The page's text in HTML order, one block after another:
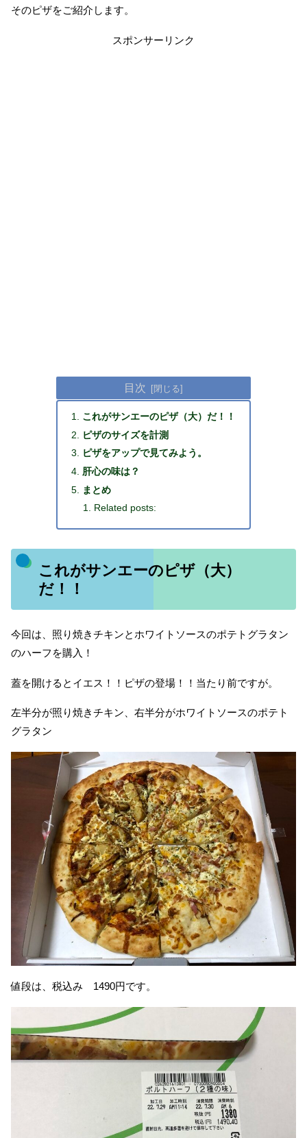
そのピザをご紹介します。
スポンサーリンク
目次
これがサンエーのピザ（大）だ！！
ピザのサイズを計測
ピザをアップで見てみよう。
肝心の味は？
まとめ
Related posts:
これがサンエーのピザ（大）
だ！！
今回は、照り焼きチキンとホワイトソースのポテトグラタン
のハーフを購入！
蓋を開けるとイエス！！ピザの登場！！当たり前ですが。
左半分が照り焼きチキン、右半分がホワイトソースのポテト
グラタン
値段は、税込み 1490円です。